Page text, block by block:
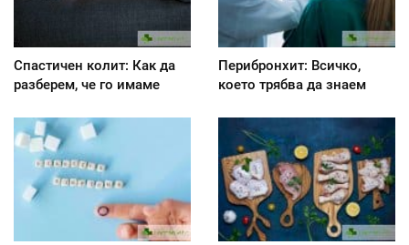
Спастичен колит: Как да
разберем, че го имаме
Перибронхит: Всичко,
което трябва да знаем